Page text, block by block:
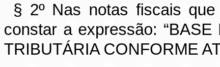
§ 2º Nas notas fiscais
constar a expressão:
TRIBUTÁRIA CONFORME